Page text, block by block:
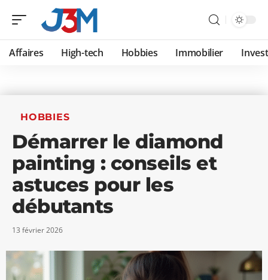
Affaires High-tech Hobbies Immobilier
HOBBIES
Démarrer le diamond
painting : conseils et
astuces pour les
débutants
13 février 2026